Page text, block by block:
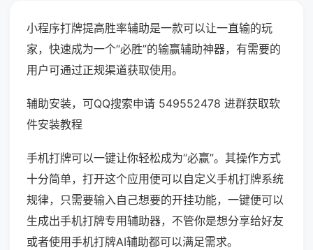
小程序打牌提高胜率辅助是一款可以让一直输的玩
家，快速成为一个“必胜”的输赢辅助神器，有需要的
用户可通过正规渠道获取使用。
辅助安装，可QQ搜索申请 549552478 进群获取软
件安装教程
手机打牌可以一键让你轻松成为“必赢”。其操作方式
十分简单，打开这个应用便可以自定义手机打牌系统
规律，只需要输入自己想要的开挂功能，一键便可以
生成出手机打牌专用辅助器，不管你是想分享给好友
或者使用手机打牌AI辅助都可以满足需求。